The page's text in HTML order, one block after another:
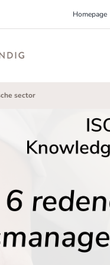
Homepage
Hoe houd je de
ongelukken met
ontworpen,
organisatie
mijn kennis wordt niet
sector